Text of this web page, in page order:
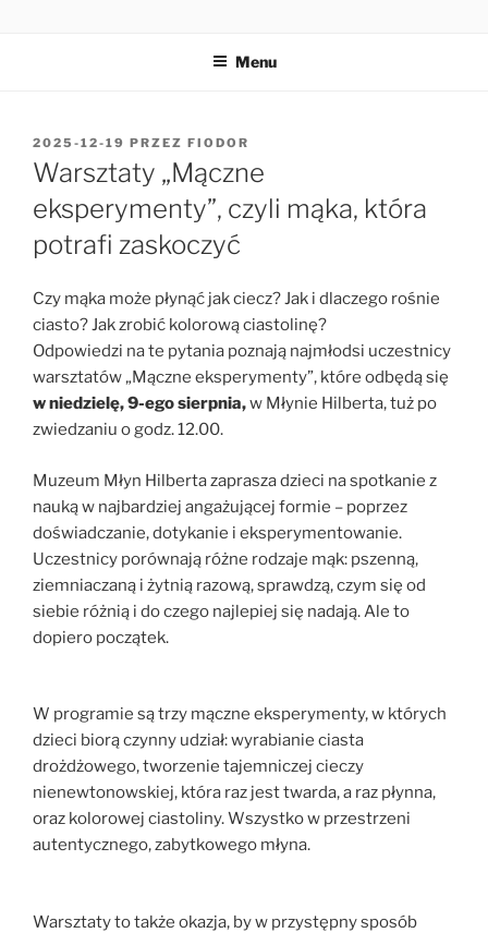
Menu
OPUBLIKOWANE
W
2025-12-19 PRZEZ FIODOR
Warsztaty „Mączne
eksperymenty”, czyli mąka, która
potrafi zaskoczyć
Czy mąka może płynąć jak ciecz? Jak i dlaczego rośnie
ciasto? Jak zrobić kolorową ciastolinę?
Odpowiedzi na te pytania poznają najmłodsi uczestnicy
warsztatów „Mączne eksperymenty”, które odbędą się
w niedzielę, 9-ego sierpnia,w Młynie Hilberta, tuż po
zwiedzaniu o godz. 12.00.
Muzeum Młyn Hilberta zaprasza dzieci na spotkanie z
nauką w najbardziej angażującej formie – poprzez
doświadczanie, dotykanie i eksperymentowanie.
Uczestnicy porównają różne rodzaje mąk: pszenną,
ziemniaczaną i żytnią razową, sprawdzą, czym się od
siebie różnią i do czego najlepiej się nadają. Ale to
dopiero początek.
W programie są trzy mączne eksperymenty, w których
dzieci biorą czynny udział: wyrabianie ciasta
drożdżowego, tworzenie tajemniczej cieczy
nienewtonowskiej, która raz jest twarda, a raz płynna,
oraz kolorowej ciastoliny. Wszystko w przestrzeni
autentycznego, zabytkowego młyna.
Warsztaty to także okazja, by w przystępny sposób